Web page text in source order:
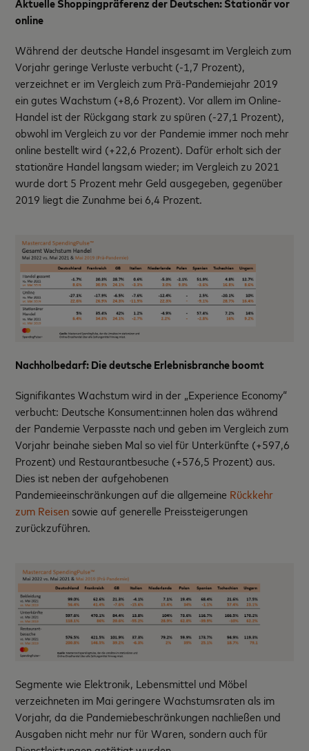
online
Während der deutsche Handel insgesamt im Vergleich zum
Vorjahr geringe Verluste verbucht (-1,7 Prozent),
verzeichnet er im Vergleich zum Prä-Pandemiejahr 2019
ein gutes Wachstum (+8,6 Prozent). Vor allem im Online-
Handel ist der Rückgang stark zu spüren (-27,1 Prozent),
obwohl im Vergleich zu vor der Pandemie immer noch mehr
online bestellt wird (+22,6 Prozent). Dafür erholt sich der
stationäre Handel langsam wieder; im Vergleich zu 2021
wurde dort 5 Prozent mehr Geld ausgegeben, gegenüber
2019 liegt die Zunahme bei 6,4 Prozent.
Nachholbedarf: Die deutsche Erlebnisbranche boomt
Signifikantes Wachstum wird in der „Experience Economy“
verbucht: Deutsche Konsument:innen holen das während
der Pandemie Verpasste nach und geben im Vergleich zum
Vorjahr beinahe sieben Mal so viel für Unterkünfte (+597,6
Prozent) und Restaurantbesuche (+576,5 Prozent) aus.
Dies ist neben der aufgehobenen
Pandemieeinschränkungen auf die allgemeine Rückkehr
zum Reisen sowie auf generelle Preissteigerungen
zurückzuführen.
Segmente wie Elektronik, Lebensmittel und Möbel
verzeichneten im Mai geringere Wachstumsraten als im
Vorjahr, da die Pandemiebeschränkungen nachließen und
Ausgaben nicht mehr nur für Waren, sondern auch für